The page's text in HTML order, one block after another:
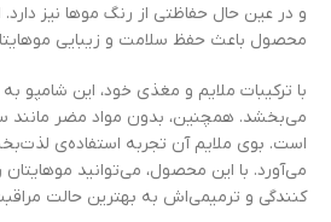
و در عین حال حفاظتی از رنگ موها نیز دارد.
محصول باعث حفظ سلامت و زیبایی
با ترکیبات ملایم و مغذی خود، این شامپو
می‌بخشد. همچنین، بدون مواد مضر مانند
است. بوی ملایم آن تجربه استفاده‌ی
می‌آورد. با این محصول، می‌توانید
کنندگی و ترمیمی‌اش به بهترین حالت